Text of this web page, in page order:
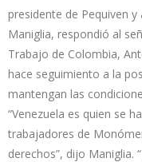
presidente de Pequiven
Maniglia, respondió al
Trabajo de Colombia,
hace seguimiento a la
mantengan las
“Venezuela es quien se
trabajadores de
derechos”, dijo Maniglia.